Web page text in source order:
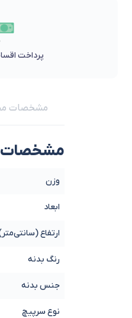
پرداخت
مشخصات
وزن
ابعاد
ارتفاع
رنگ بدنه
جنس بدنه
نوع سرپیچ